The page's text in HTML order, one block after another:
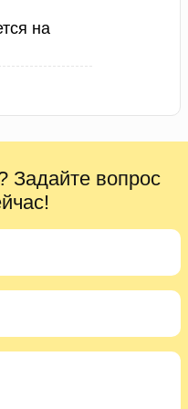
на
Задайте вопрос